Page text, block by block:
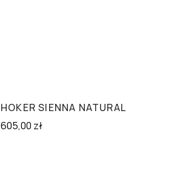
HOKER SIENNA NATURAL
605,00 zł